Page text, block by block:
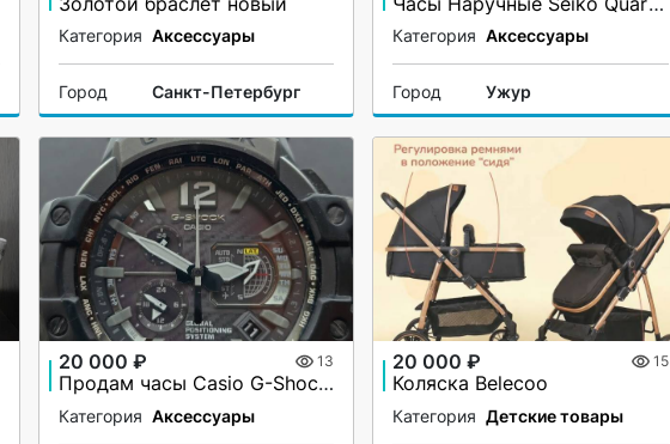
Категория Аксессуары
Город Санкт-Петербург
Категория Аксессуары
Город Ужур
20 000 ₽ 13
Продам часы Casio G-Shock GPW 1000-B
Категория Аксессуары
20 000 ₽ 15
Коляска Belecoo
Категория Детские товары